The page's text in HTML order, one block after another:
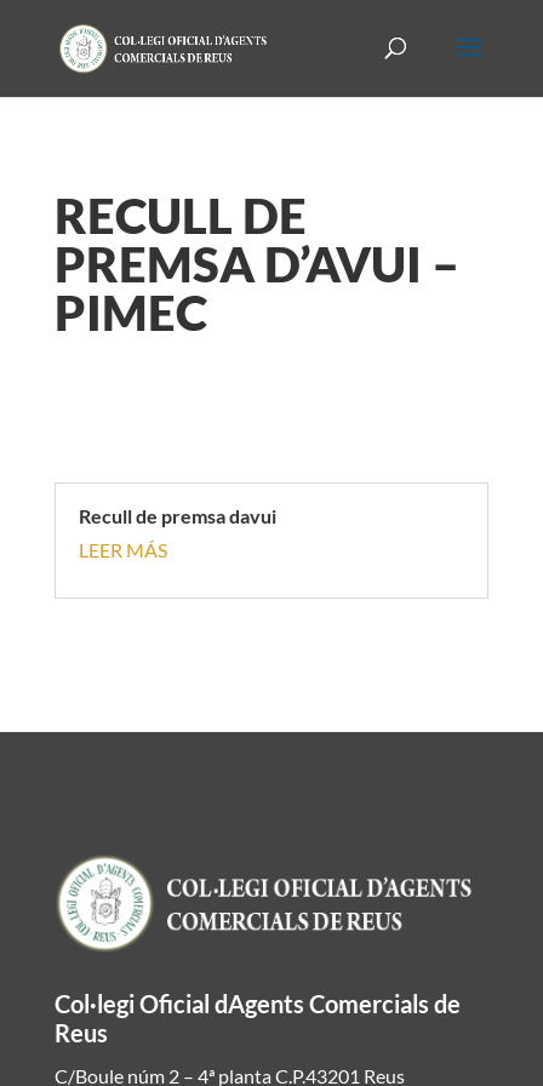
RECULL DE
PREMSA D’AVUI –
PIMEC
Recull de premsa davui
LEER MÁS
Col·legi Oficial dAgents Comercials de
Reus
C/Boule núm 2 – 4ª planta C.P.43201 Reus